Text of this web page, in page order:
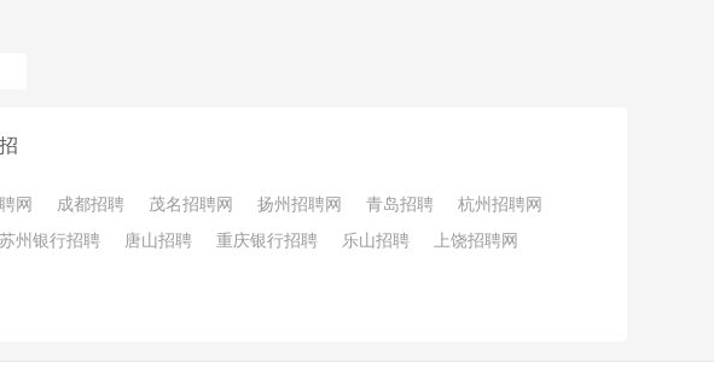
网 成都招聘 茂名招聘网 扬州招聘网 青岛招聘
杭州招聘网
苏州银行招聘 唐山招聘 重庆银行招聘 乐山招聘 上饶招聘网